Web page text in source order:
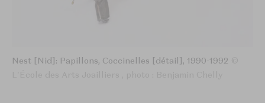
Nest [Nid]: Papillons, Coccinelles [détail], 1990-1992